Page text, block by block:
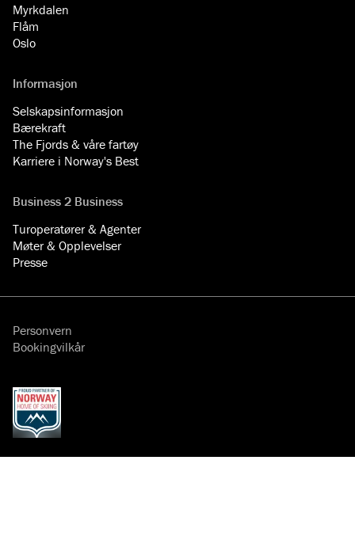
Myrkdalen
Flåm
Oslo
Informasjon
Selskapsinformasjon
Bærekraft
The Fjords & våre fartøy
Karriere i Norway's Best
Business 2 Business
Turoperatører & Agenter
Møter & Opplevelser
Presse
Personvern
Bookingvilkår